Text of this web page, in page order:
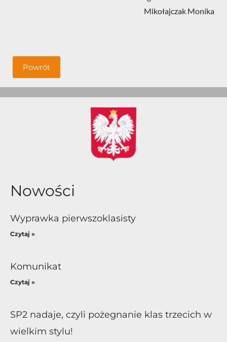
Mikołajczak Monika
Powrót
Nowości
Wyprawka pierwszoklasisty
Czytaj »
Komunikat
Czytaj »
SP2 nadaje, czyli pożegnanie klas trzecich w
wielkim stylu!